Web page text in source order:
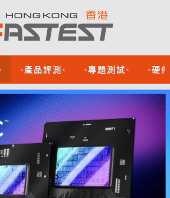
-產品評測- -專題測試- -硬